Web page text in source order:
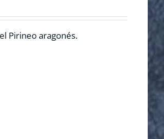
Pirineo aragonés.